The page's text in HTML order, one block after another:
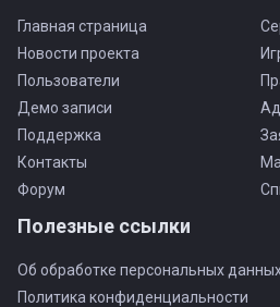
Главная страница
Новости проекта
Пользователи
Демо записи
Поддержка
Контакты
Форум
Полезные ссылки
Об обработке персональных
Политика конфиденциальности